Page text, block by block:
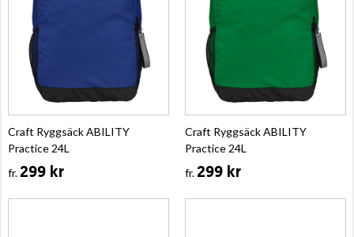
Craft Ryggsäck ABILITY
Practice 24L
fr.299 kr
Craft Ryggsäck ABILITY
Practice 24L
fr.299 kr